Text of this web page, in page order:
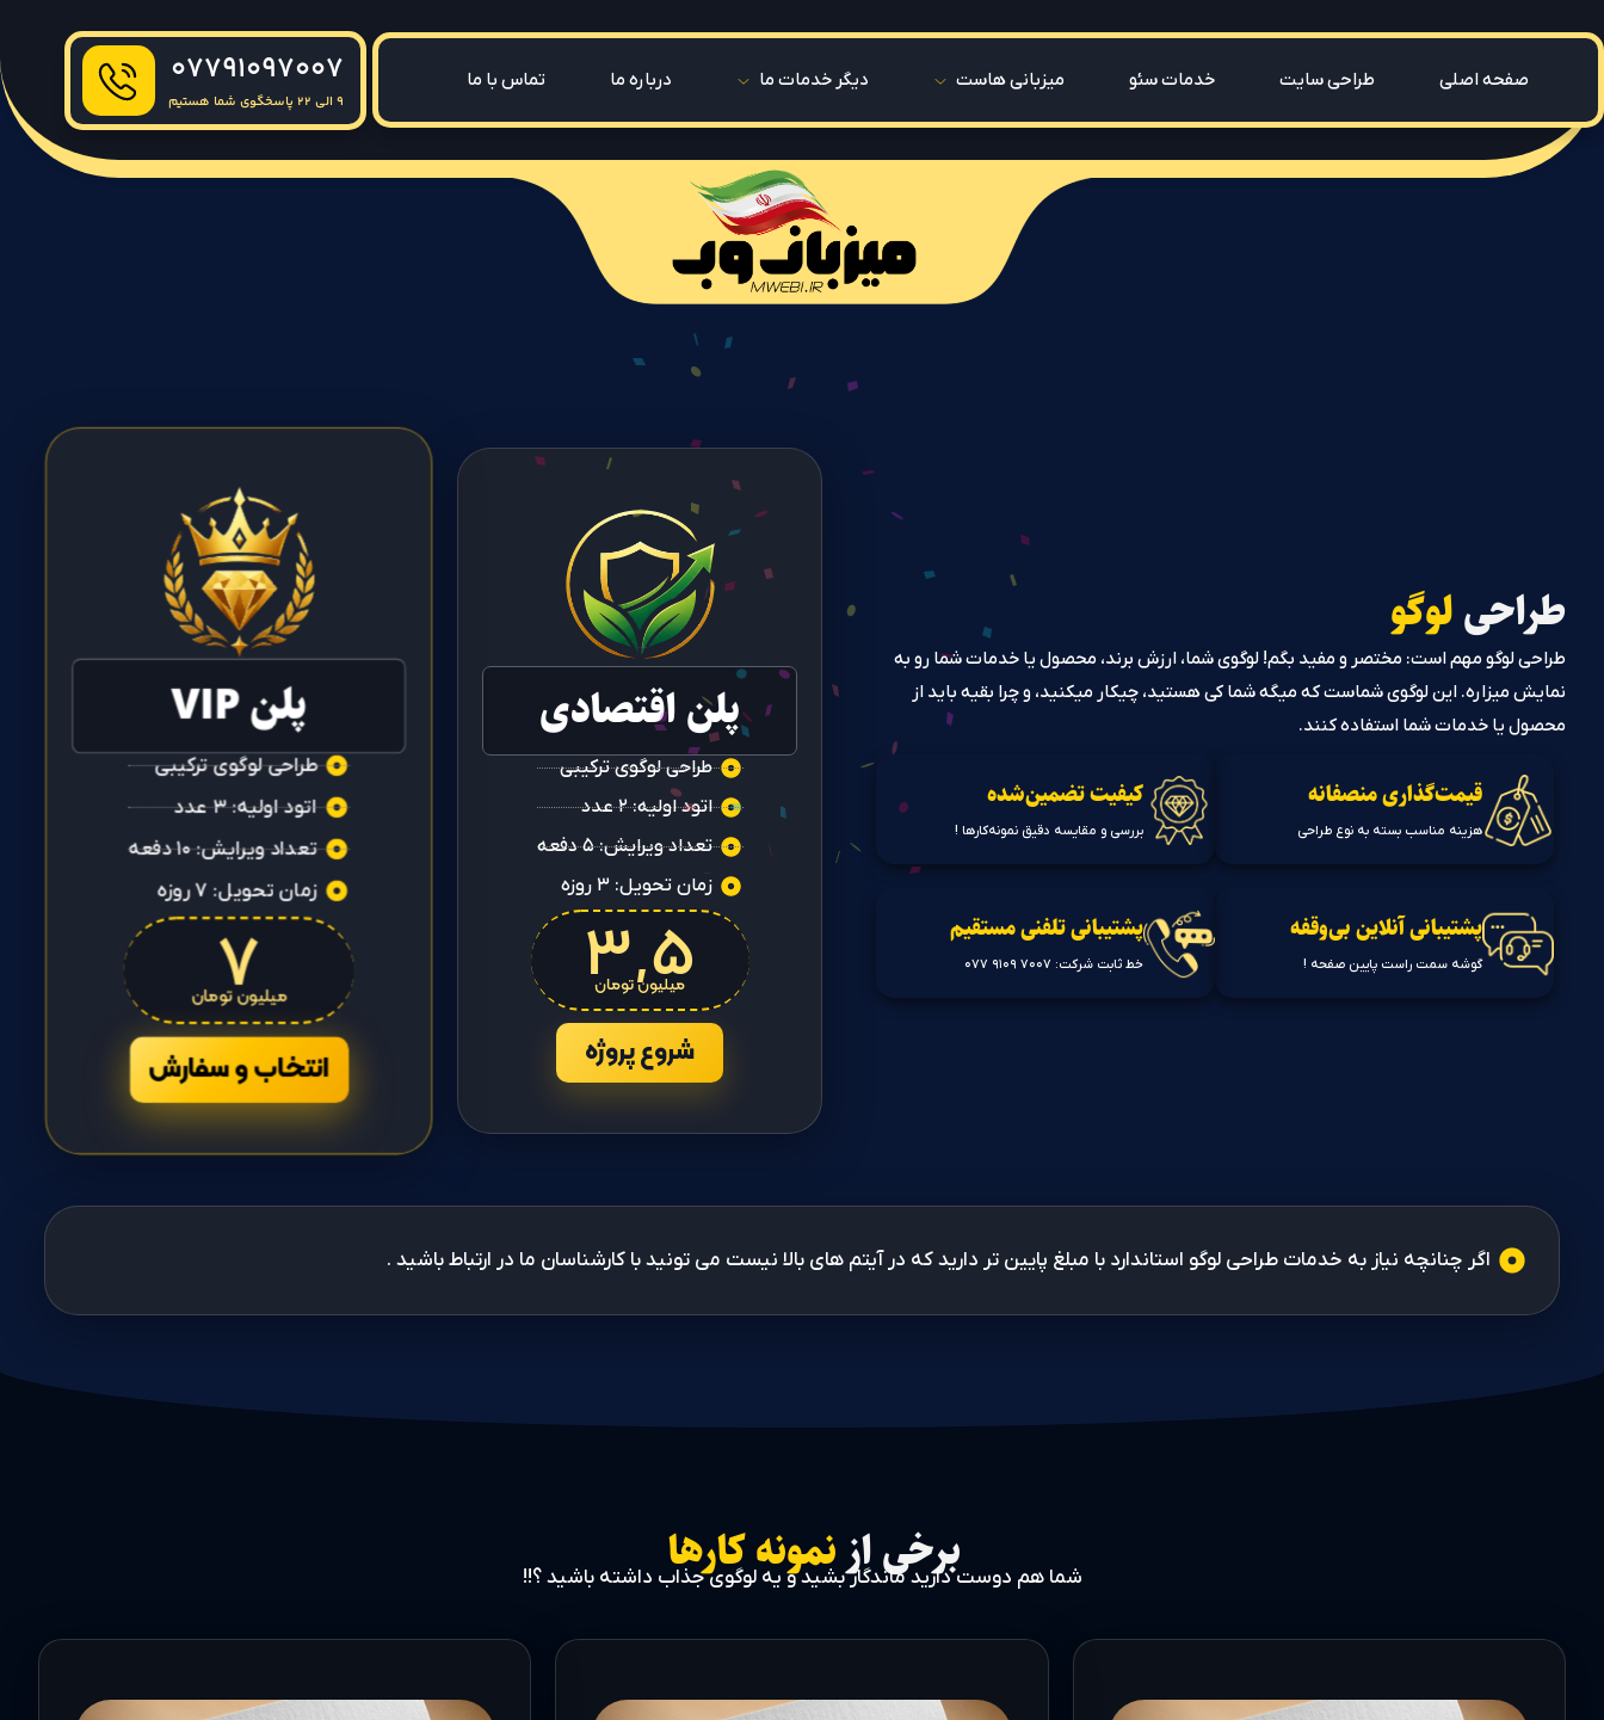
صفحه اصلی طراحی سایت خدمات سئو میزبانی هاست دیگر خدمات ما درباره ما تماس با ما 07791097007
9 الی 22 پاسخگوی شما هستیم
طراحیلوگو
طراحی لوگو مهم است: مختصر و مفید بگم! لوگوی شما، ارزش برند، محصول یا خدمات شما رو به
نمایش میزاره. این لوگوی شماست که میگه شما کی هستید، چیکار میکنید، و چرا بقیه باید از
محصول یا خدمات شما استفاده کنند.
قیمت‌گذاری منصفانه
هزینه مناسب بسته به نوع طراحی
کیفیت تضمین‌شده
بررسی و مقایسه دقیق نمونه‌کارها !
پشتیبانی آنلاین بی‌وقفه
گوشه سمت راست پایین صفحه !
پشتیبانی تلفنی مستقیم
خط ثابت شرکت: ۷۰۰۷ ۹۱۰۹ ۰۷۷
پلن اقتصادی
طراحی لوگوی ترکیبی
اتود اولیه: ۲ عدد
تعداد ویرایش: ۵ دفعه
زمان تحویل: ۳ روزه
۳,۵
میلیون تومان
شروع پروژه
پلن VIP
طراحی لوگوی ترکیبی
اتود اولیه: ۳ عدد
تعداد ویرایش: ۱۰ دفعه
زمان تحویل: ۷ روزه
۷
میلیون تومان
انتخاب و سفارش
اگر چنانچه نیاز به خدمات طراحی لوگو استاندارد با مبلغ پایین تر دارید که در آیتم های بالا نیست می تونید با کارشناسان ما در ارتباط باشید .
برخی از نمونه کارها
شما هم دوست دارید ماندگار بشید و یه لوگوی جذاب داشته باشید ؟!!